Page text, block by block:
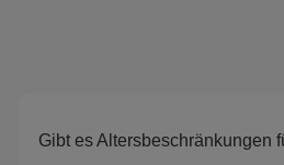
Gibt es Altersbeschränkungen